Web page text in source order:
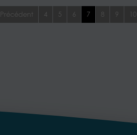
Précédent 4 5 6 7 8 9 10